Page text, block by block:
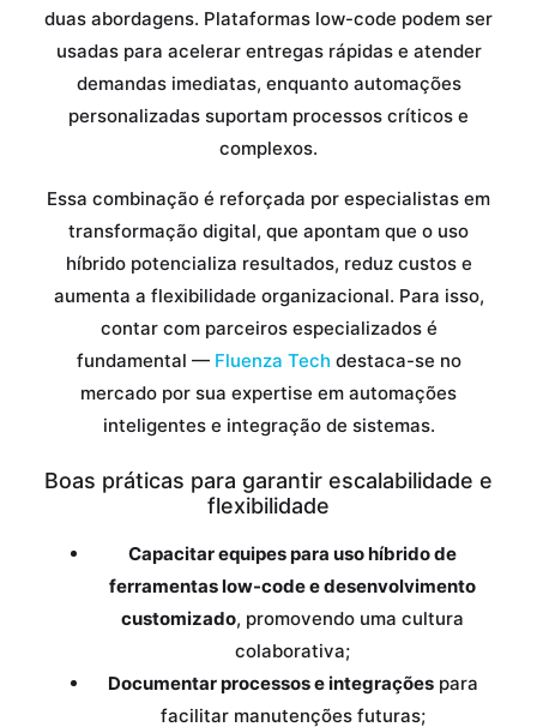
duas abordagens. Plataformas low-code podem ser
usadas para acelerar entregas rápidas e atender
demandas imediatas, enquanto automações
personalizadas suportam processos críticos e
complexos.
Essa combinação é reforçada por especialistas em
transformação digital, que apontam que o uso
híbrido potencializa resultados, reduz custos e
aumenta a flexibilidade organizacional. Para isso,
contar com parceiros especializados é
fundamental — Fluenza Tech destaca-se no
mercado por sua expertise em automações
inteligentes e integração de sistemas.
Boas práticas para garantir escalabilidade e
flexibilidade
Capacitar equipes para uso híbrido de
ferramentas low-code e desenvolvimento
customizado, promovendo uma cultura
colaborativa;
Documentar processos e integraçõespara
facilitar manutenções futuras;